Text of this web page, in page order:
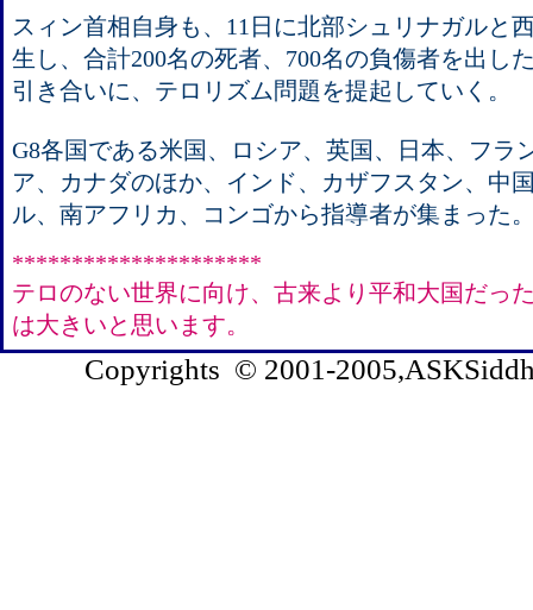
スィン首相自身も、11日に北部シュリナガルと
生し、合計200名の死者、700名の負傷者を出し
引き合いに、テロリズム問題を提起していく。
G8各国である米国、ロシア、英国、日本、フラ
ア、カナダのほか、インド、カザフスタン、中
ル、南アフリカ、コンゴから指導者が集まった
*********************
テロのない世界に向け、古来より平和大国だっ
は大きいと思います。
Copyrights © 2001-